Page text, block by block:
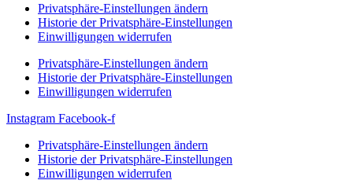
Privatsphäre-Einstellungen ändern
Historie der Privatsphäre-Einstellungen
Einwilligungen widerrufen
Privatsphäre-Einstellungen ändern
Historie der Privatsphäre-Einstellungen
Einwilligungen widerrufen
Instagram Facebook-f
Privatsphäre-Einstellungen ändern
Historie der Privatsphäre-Einstellungen
Einwilligungen widerrufen